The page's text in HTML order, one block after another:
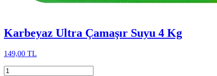
Karbeyaz Ultra Çamaşır Suyu 4 Kg
149,00 TL